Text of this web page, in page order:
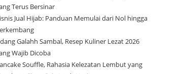
Terus Bersinar
Jual Hijab: Panduan Memulai dari Nol hingga
Galahh Sambal, Resep Kuliner Lezat 2026
Wajib Dicoba
Souffle, Rahasia Kelezatan Lembut yang